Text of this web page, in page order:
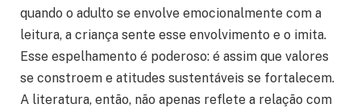
quando o adulto se envolve emocionalmente com a
leitura, a criança sente esse envolvimento e o imita.
Esse espelhamento é poderoso: é assim que valores
se constroem e atitudes sustentáveis se fortalecem.
A literatura, então, não apenas reflete a relação com